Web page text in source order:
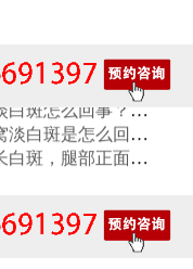
色 警惕白癜风迹象
颈连接处发白怎么回事
？鼻下皮肤发白原因详解
么回事 隐蔽处白斑咨询
腿部正面发白解答
模糊白斑是怎么回事
腰部正中发白要紧吗